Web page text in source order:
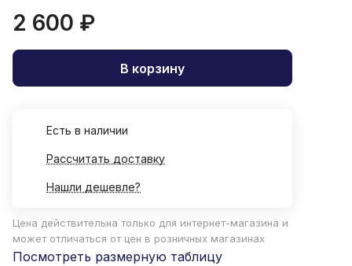
2 600 ₽
В корзину
Есть в наличии
Рассчитать доставку
Нашли дешевле?
Цена действительна только для интернет-магазина и
может отличаться от цен в розничных магазинах
Посмотреть размерную таблицу